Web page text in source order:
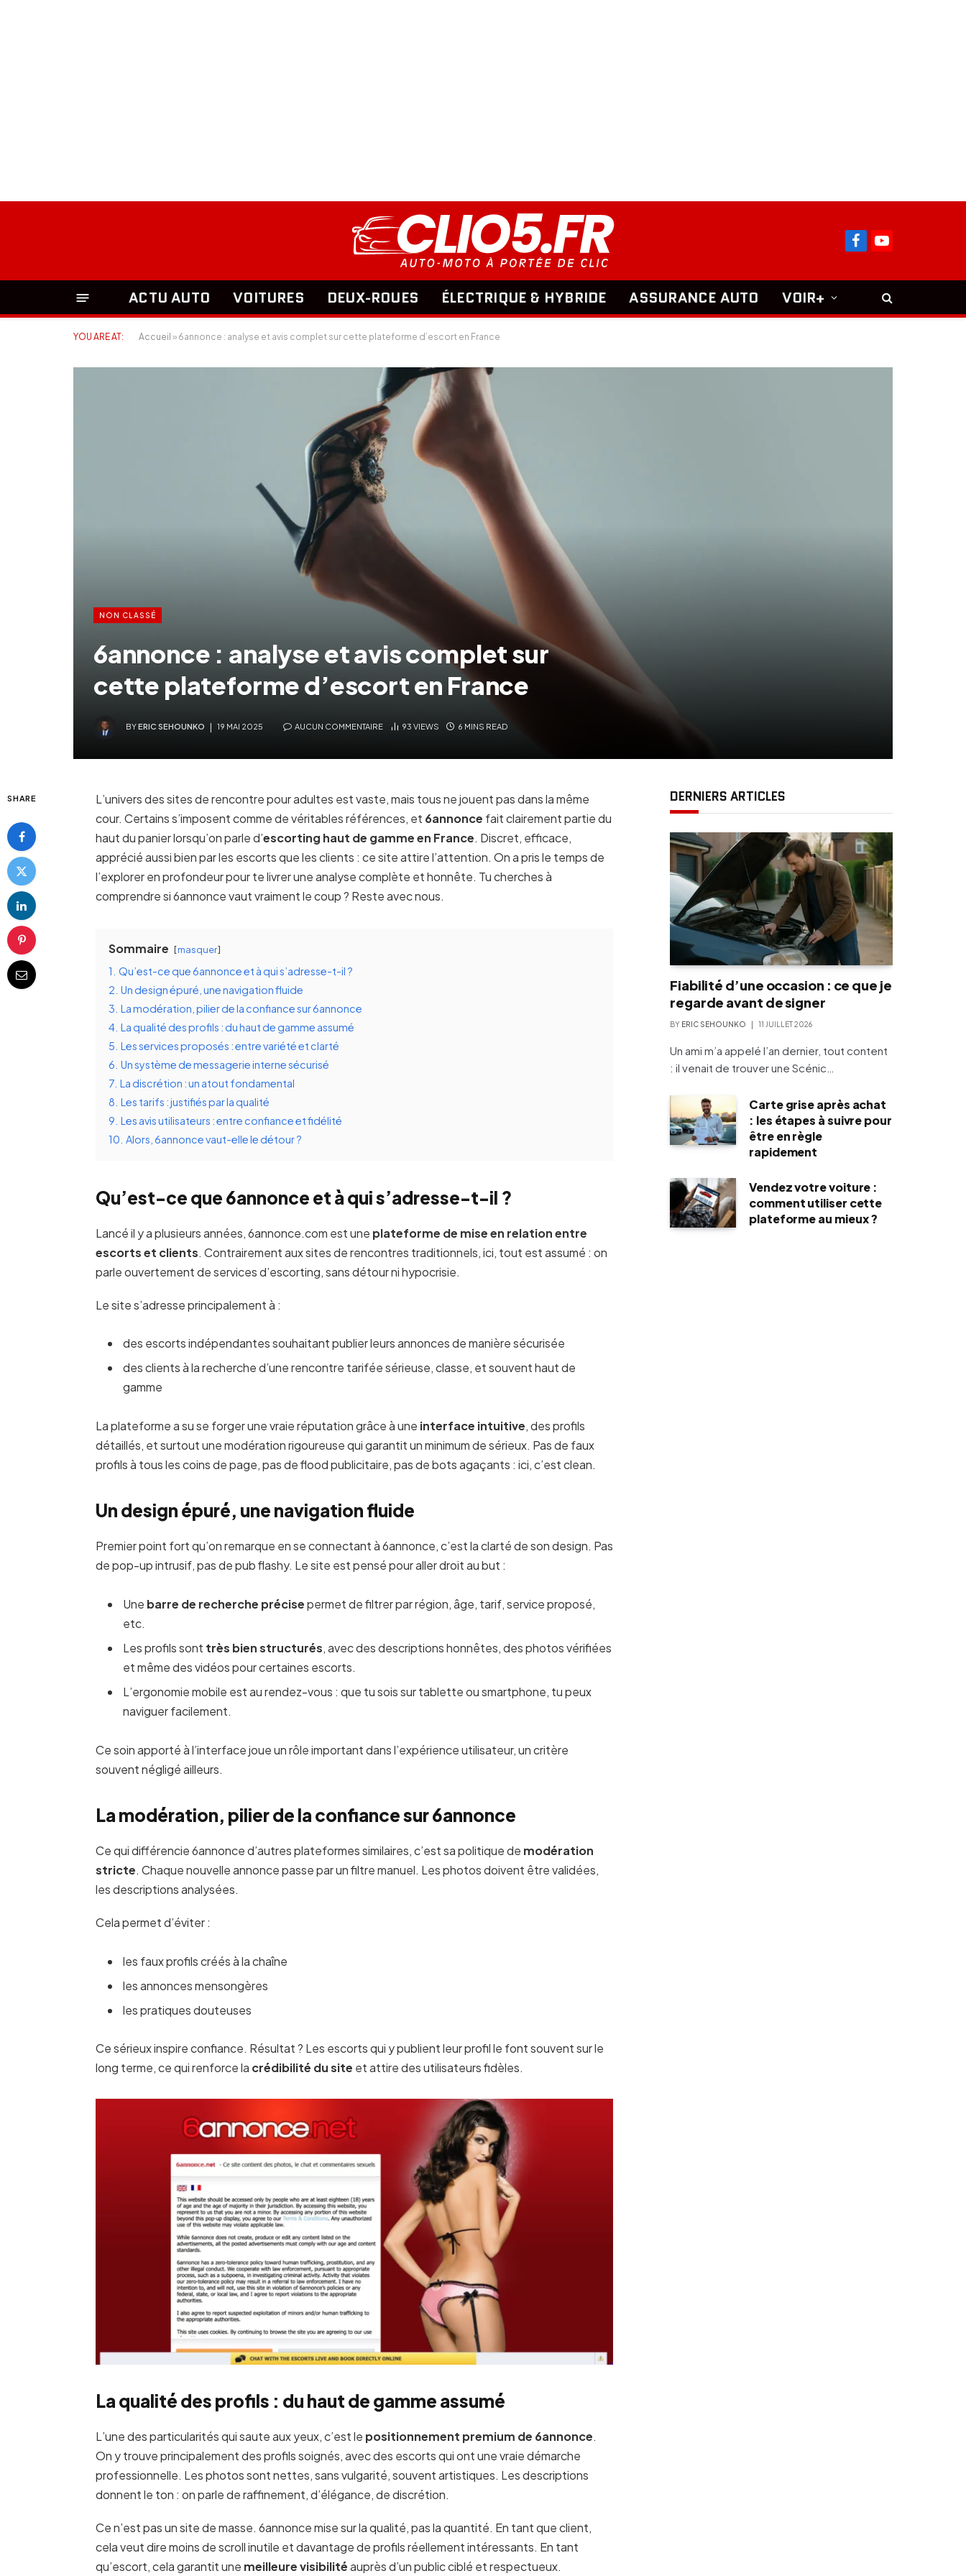
FacebookYouTube
ACTU AUTO VOITURES DEUX-ROUES ÉLECTRIQUE & HYBRIDE ASSURANCE AUTO VOIR+
YOU ARE AT: Accueil » 6annonce : analyse et avis complet sur cette plateforme d’escort en France
NON CLASSÉ
6annonce : analyse et avis complet sur
cette plateforme d’escort en France
BYERIC SEHOUNKO 19 MAI 2025 AUCUN COMMENTAIRE 93 VIEWS 6 MINS READ
SHARE
L’univers des sites de rencontre pour adultes est vaste, mais tous ne jouent pas dans la même
cour. Certains s’imposent comme de véritables références, et 6annonce fait clairement partie du
haut du panier lorsqu’on parle d’escorting haut de gamme en France. Discret, efficace,
apprécié aussi bien par les escorts que les clients : ce site attire l’attention. On a pris le temps de
l’explorer en profondeur pour te livrer une analyse complète et honnête. Tu cherches à
comprendre si 6annonce vaut vraiment le coup ? Reste avec nous.
Sommaire masquer
1. Qu’est-ce que 6annonce et à qui s’adresse-t-il ?
2. Un design épuré, une navigation fluide
3. La modération, pilier de la confiance sur 6annonce
4. La qualité des profils : du haut de gamme assumé
5. Les services proposés : entre variété et clarté
6. Un système de messagerie interne sécurisé
7. La discrétion : un atout fondamental
8. Les tarifs : justifiés par la qualité
9. Les avis utilisateurs : entre confiance et fidélité
10. Alors, 6annonce vaut-elle le détour ?
Qu’est-ce que 6annonce et à qui s’adresse-t-il ?
Lancé il y a plusieurs années, 6annonce.com est une plateforme de mise en relation entre
escorts et clients. Contrairement aux sites de rencontres traditionnels, ici, tout est assumé : on
parle ouvertement de services d’escorting, sans détour ni hypocrisie.
Le site s’adresse principalement à :
des escorts indépendantes souhaitant publier leurs annonces de manière sécurisée
des clients à la recherche d’une rencontre tarifée sérieuse, classe, et souvent haut de
gamme
La plateforme a su se forger une vraie réputation grâce à une interface intuitive, des profils
détaillés, et surtout une modération rigoureuse qui garantit un minimum de sérieux. Pas de faux
profils à tous les coins de page, pas de flood publicitaire, pas de bots agaçants : ici, c’est clean.
Un design épuré, une navigation fluide
Premier point fort qu’on remarque en se connectant à 6annonce, c’est la clarté de son design. Pas
de pop-up intrusif, pas de pub flashy. Le site est pensé pour aller droit au but :
Une barre de recherche précisepermet de filtrer par région, âge, tarif, service proposé,
etc.
Les profils sont très bien structurés, avec des descriptions honnêtes, des photos vérifiées
et même des vidéos pour certaines escorts.
L’ergonomie mobile est au rendez-vous : que tu sois sur tablette ou smartphone, tu peux
naviguer facilement.
Ce soin apporté à l’interface joue un rôle important dans l’expérience utilisateur, un critère
souvent négligé ailleurs.
La modération, pilier de la confiance sur 6annonce
Ce qui différencie 6annonce d’autres plateformes similaires, c’est sa politique de modération
stricte. Chaque nouvelle annonce passe par un filtre manuel. Les photos doivent être validées,
les descriptions analysées.
Cela permet d’éviter :
les faux profils créés à la chaîne
les annonces mensongères
les pratiques douteuses
Ce sérieux inspire confiance. Résultat ? Les escorts qui y publient leur profil le font souvent sur le
long terme, ce qui renforce la crédibilité du site et attire des utilisateurs fidèles.
La qualité des profils : du haut de gamme assumé
L’une des particularités qui saute aux yeux, c’est le positionnement premium de 6annonce.
On y trouve principalement des profils soignés, avec des escorts qui ont une vraie démarche
professionnelle. Les photos sont nettes, sans vulgarité, souvent artistiques. Les descriptions
donnent le ton : on parle de raffinement, d’élégance, de discrétion.
Ce n’est pas un site de masse. 6annonce mise sur la qualité, pas la quantité. En tant que client,
cela veut dire moins de scroll inutile et davantage de profils réellement intéressants. En tant
qu’escort, cela garantit une meilleure visibilitéauprès d’un public ciblé et respectueux.
DERNIERS ARTICLES
Fiabilité d’une occasion : ce que je
regarde avant de signer
BY ERIC SEHOUNKO 11 JUILLET 2026
Un ami m’a appelé l’an dernier, tout content
: il venait de trouver une Scénic…
Carte grise après achat
: les étapes à suivre pour
être en règle
rapidement
Vendez votre voiture :
comment utiliser cette
plateforme au mieux ?